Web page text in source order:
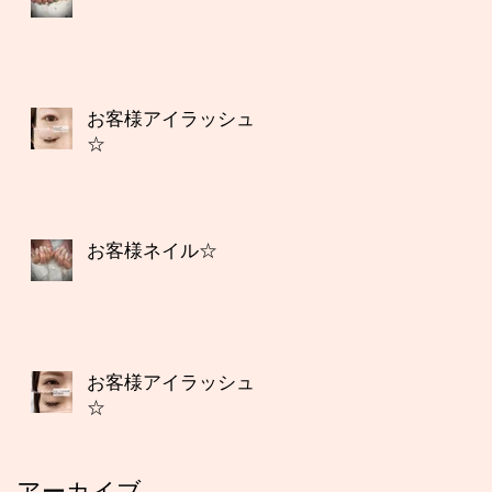
お客様アイラッシュ
☆
お客様ネイル☆
お客様アイラッシュ
☆